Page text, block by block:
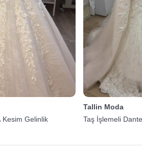
Kesim Gelinlik
Tallin Moda
Taş İşlemeli